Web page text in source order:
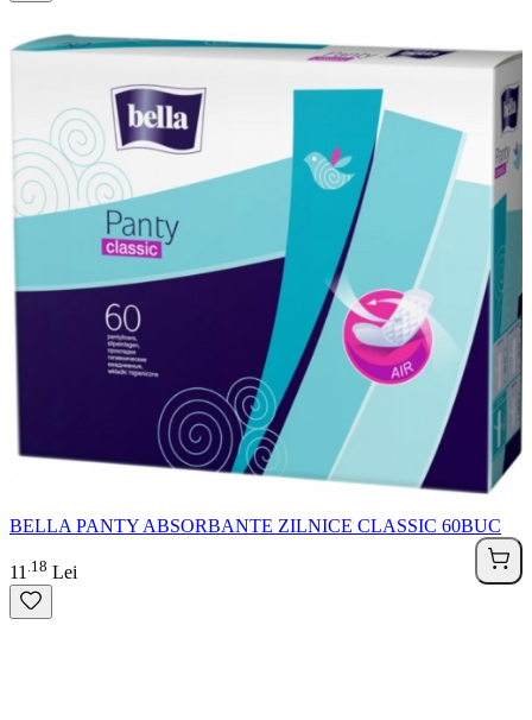
BELLA PANTY ABSORBANTE ZILNICE CLASSIC 60BUC
11 18 Lei